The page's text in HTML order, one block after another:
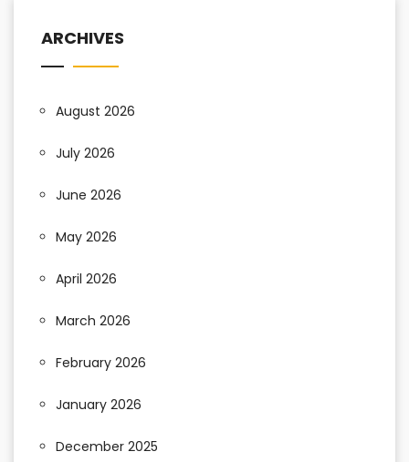
ARCHIVES
August 2026
July 2026
June 2026
May 2026
April 2026
March 2026
February 2026
January 2026
December 2025